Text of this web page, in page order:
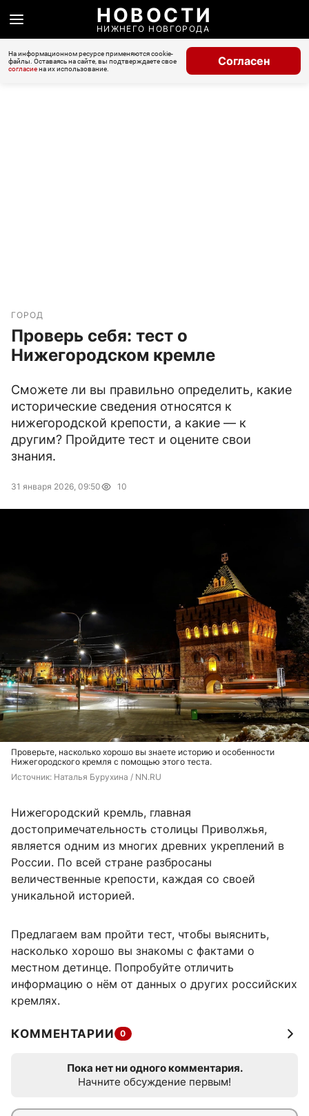
НОВОСТИ
НИЖНЕГО НОВГОРОДА
На информационном ресурсе применяются cookie-
файлы. Оставаясь на сайте, вы подтверждаете свое
согласиена их использование.
Согласен
ГОРОД
Проверь себя: тест о
Нижегородском кремле
Сможете ли вы правильно определить, какие
исторические сведения относятся к
нижегородской крепости, а какие — к
другим? Пройдите тест и оцените свои
знания.
31 января 2026, 09:50 10
Проверьте, насколько хорошо вы знаете историю и особенности
Нижегородского кремля с помощью этого теста.
Источник: Наталья Бурухина / NN.RU
Нижегородский кремль, главная
достопримечательность столицы Приволжья,
является одним из многих древних укреплений в
России. По всей стране разбросаны
величественные крепости, каждая со своей
уникальной историей.
Предлагаем вам пройти тест, чтобы выяснить,
насколько хорошо вы знакомы с фактами о
местном детинце. Попробуйте отличить
информацию о нём от данных о других российских
кремлях.
КОММЕНТАРИИ 0
Пока нет ни одного комментария.
Начните обсуждение первым!